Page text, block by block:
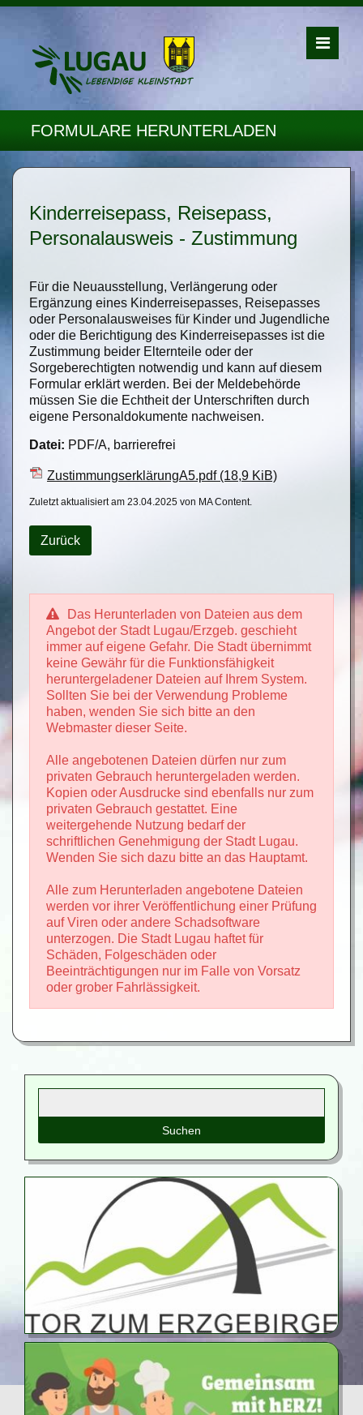
FORMULARE HERUNTERLADEN
Kinderreisepass, Reisepass,
Personalausweis - Zustimmung
Für die Neuausstellung, Verlängerung oder
Ergänzung eines Kinderreisepasses, Reisepasses
oder Personalausweises für Kinder und Jugendliche
oder die Berichtigung des Kinderreisepasses ist die
Zustimmung beider Elternteile oder der
Sorgeberechtigten notwendig und kann auf diesem
Formular erklärt werden. Bei der Meldebehörde
müssen Sie die Echtheit der Unterschriften durch
eigene Personaldokumente nachweisen.
Datei: PDF/A, barrierefrei
ZustimmungserklärungA5.pdf (18,9 KiB)
Zuletzt aktualisiert am 23.04.2025 von MA Content.
Zurück
Das Herunterladen von Dateien aus dem
Angebot der Stadt Lugau/Erzgeb. geschieht
immer auf eigene Gefahr. Die Stadt übernimmt
keine Gewähr für die Funktionsfähigkeit
heruntergeladener Dateien auf Ihrem System.
Sollten Sie bei der Verwendung Probleme
haben, wenden Sie sich bitte an den
Webmaster dieser Seite.
Alle angebotenen Dateien dürfen nur zum
privaten Gebrauch heruntergeladen werden.
Kopien oder Ausdrucke sind ebenfalls nur zum
privaten Gebrauch gestattet. Eine
weitergehende Nutzung bedarf der
schriftlichen Genehmigung der Stadt Lugau.
Wenden Sie sich dazu bitte an das Hauptamt.
Alle zum Herunterladen angebotene Dateien
werden vor ihrer Veröffentlichung einer Prüfung
auf Viren oder andere Schadsoftware
unterzogen. Die Stadt Lugau haftet für
Schäden, Folgeschäden oder
Beeinträchtigungen nur im Falle von Vorsatz
oder grober Fahrlässigkeit.